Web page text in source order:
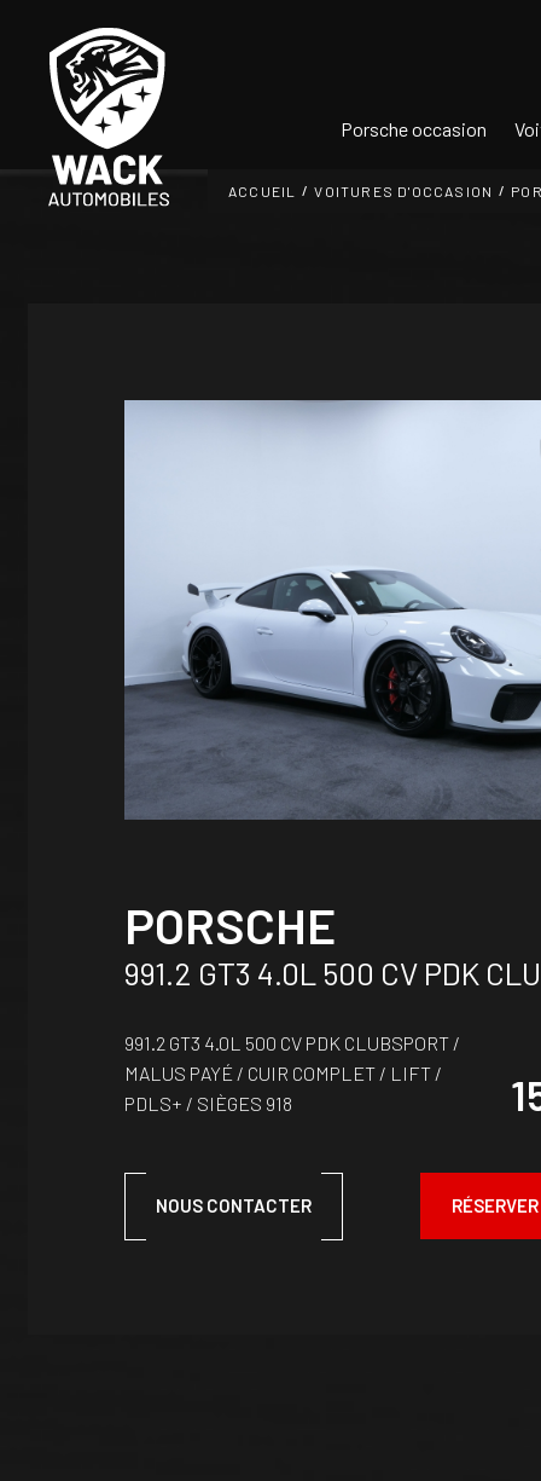
Porsche occasion
ACCUEIL VOITURES D'OCCASION
PORSCHE
991.2 GT3 4.0L 500 CV PDK
991.2 GT3 4.0L 500 CV PDK CLUBSPORT /
MALUS PAYÉ / CUIR COMPLET / LIFT /
PDLS+ / SIÈGES 918
NOUS CONTACTER